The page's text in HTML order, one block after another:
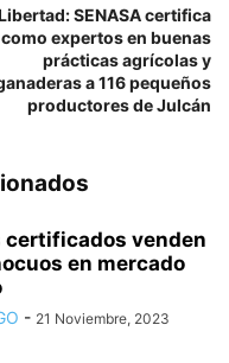
SENASA certifica
como expertos en buenas
prácticas agrícolas y
a 116 pequeños
productores de Julcán
venden
en mercado
- 21 Noviembre, 2023